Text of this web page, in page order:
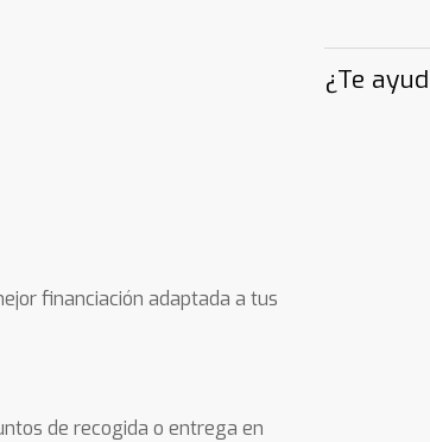
¿Te
financiación adaptada a tus
de recogida o entrega en